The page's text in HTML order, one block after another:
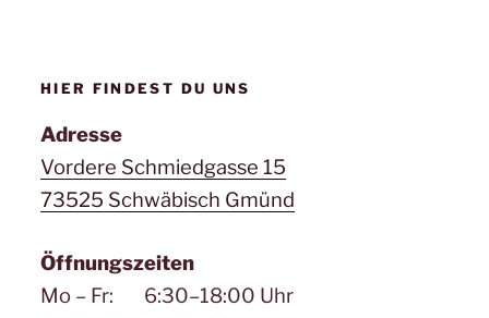
HIER FINDEST DU UNS
Adresse
Vordere Schmiedgasse 15
73525 Schwäbisch Gmünd
Öffnungszeiten
Mo – Fr: 6:30–18:00 Uhr